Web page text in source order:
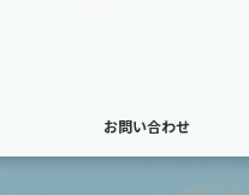
お問い合わせ